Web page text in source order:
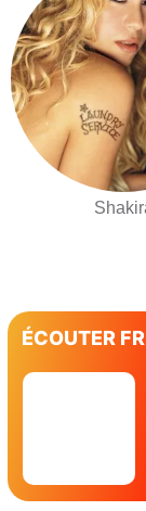
ÉCOUTER